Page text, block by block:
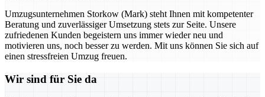
Umzugsunternehmen Storkow (Mark) steht Ihnen mit kompetenter
Beratung und zuverlässiger Umsetzung stets zur Seite. Unsere
zufriedenen Kunden begeistern uns immer wieder neu und
motivieren uns, noch besser zu werden. Mit uns können Sie sich auf
einen stressfreien Umzug freuen.
Wir sind für Sie da